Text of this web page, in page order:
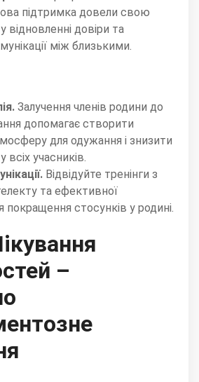
підтримка довели свою
відновленні довіри та
між близькими.
Залучення членів родини до
допомагає створити
для одужання і знизити
всіх учасників.
Відвідуйте тренінги з
та ефективної
покращення стосунків у родині.
–